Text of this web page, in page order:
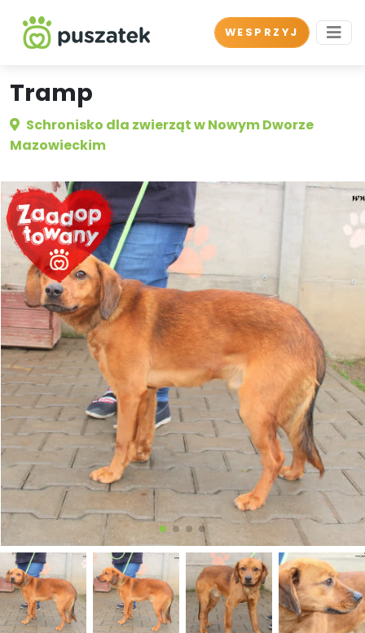
WESPRZYJ
Tramp
Schronisko dla zwierząt w Nowym Dworze
Mazowieckim